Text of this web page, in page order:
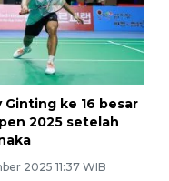
ke 16 besar
2025 setelah
2025 11:37 WIB